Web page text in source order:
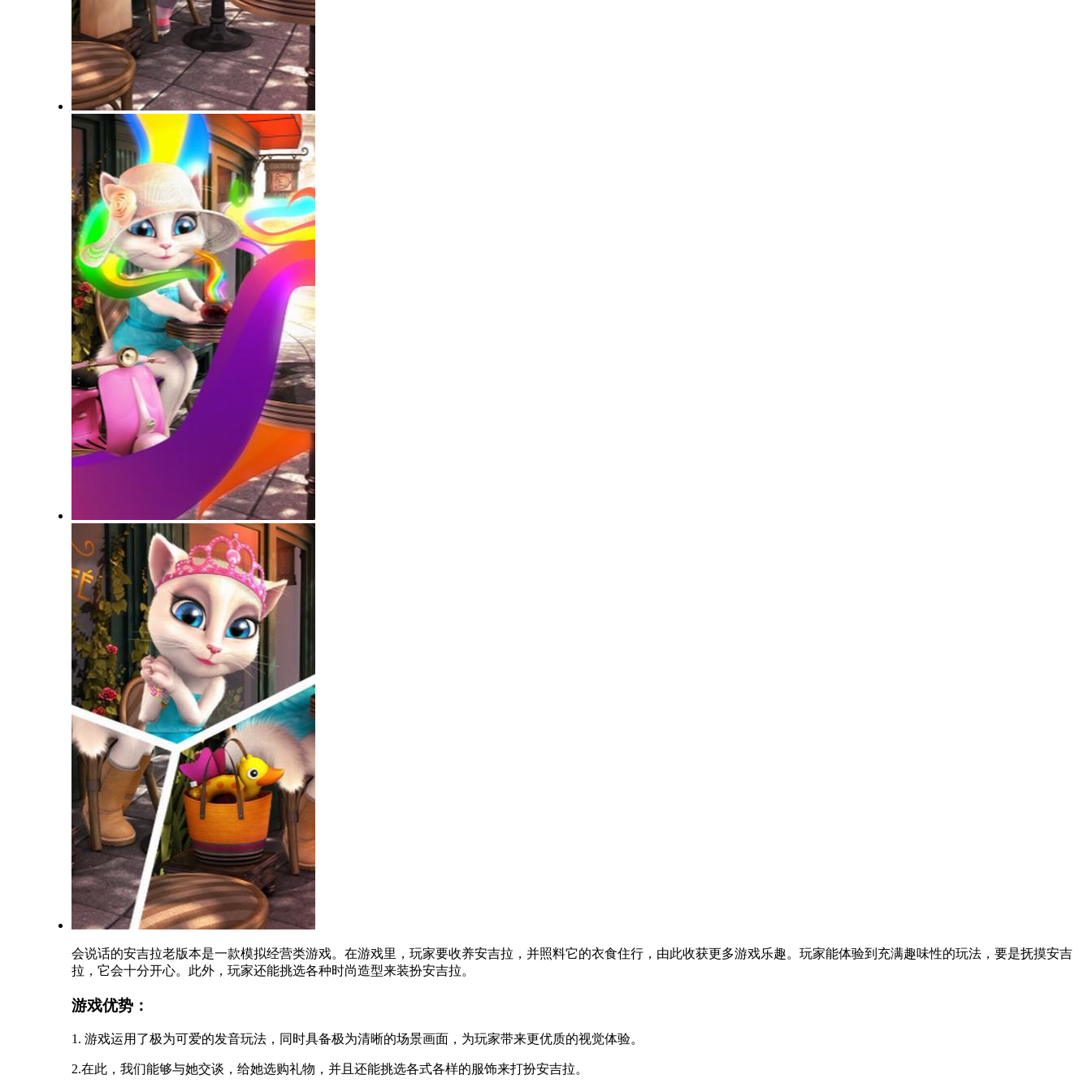
会说话的安吉拉老版本是一款模拟经营类游戏。在游戏里，玩家要收养安吉拉，并照料它的衣食住行，由此收获更多游戏乐趣。玩家能体验到充满趣味性的玩法，要是抚摸安吉
拉，它会十分开心。此外，玩家还能挑选各种时尚造型来装扮安吉拉。
游戏优势：
1. 游戏运用了极为可爱的发音玩法，同时具备极为清晰的场景画面，为玩家带来更优质的视觉体验。
2.在此，我们能够与她交谈，给她选购礼物，并且还能挑选各式各样的服饰来打扮安吉拉。